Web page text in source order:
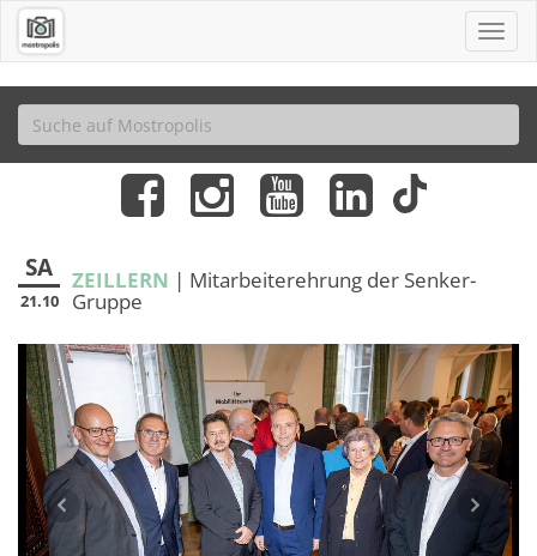
SA
21.10
ZEILLERN | Mitarbeiterehrung der Senker-
Gruppe